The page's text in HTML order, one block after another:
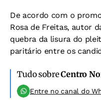
De acordo com o
Rosa de Freitas, autor
quebra da lisura do
paritário entre os
Tudo sobreCentro
Entre no canal do